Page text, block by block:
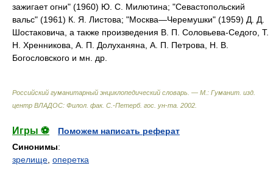
зажигает огни" (1960) Ю. С. Милютина; "Севастопольский
вальс" (1961) К. Я. Листова; "Москва—Черемушки" (1959) Д. Д.
Шостаковича, а также произведения В. П. Соловьева-Седого, Т.
Н. Хренникова, А. П. Долуханяна, А. П. Петрова, Н. В.
Богословского и мн. др.
Российский гуманитарный энциклопедический словарь. — М.: Гуманит. изд.
центр ВЛАДОС: Филол. фак. С.-Петерб. гос. ун-та 2002
Игры ⚽
Поможем написать реферат
Синонимы:
зрелище оперетка